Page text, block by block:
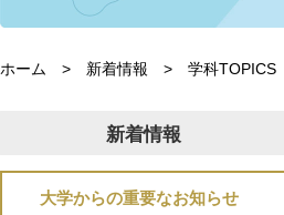
ホーム > 新着情報 > 学科TOPICS
新着情報
大学からの重要なお知らせ